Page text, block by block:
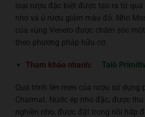
loại rượu đặc biệt được tạo ra từ
nho và ủ rượu giảm màu đỏ. Nho
của vùng Veneto được chăm sóc
theo phương pháp hữu cơ.
Tham khảo nhanh: Talò
Quá trình lên men của rượu sử dụng
Charmat. Nước ép nho đặc, được
nghiền nho, được đặt trong nồi hấp